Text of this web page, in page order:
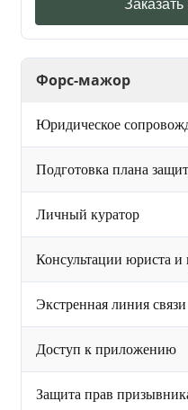
Форс-мажор
Юридическое
Подготовка плана
Личный куратор
Консультации юриста и
Экстренная линия
Доступ к приложению
Защита прав